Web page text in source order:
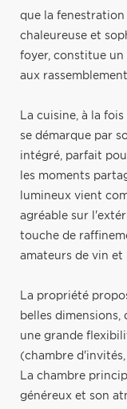
que la
chaleureuse et
foyer, constitue
aux
La cuisine, à la
se démarque par
intégré, parfait
les moments
lumineux vient
agréable sur
touche de
amateurs de vin et
La propriété
belles
une grande
(chambre
La chambre
généreux et son